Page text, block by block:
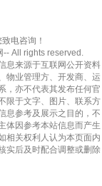
电咨询！
All rights reserved.
息来源于互联网公开资料
物业管理方、开发商、运
，亦不代表其发布任何官
限于文字、图片、联系方
息参考及展示之目的，不
体因参考本站信息而产生
相关权利人认为本页面内
实后及时配合调整或删除